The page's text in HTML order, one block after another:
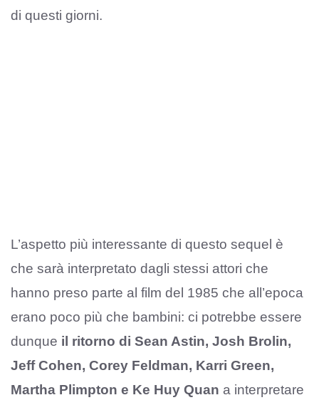
di questi giorni.
L’aspetto più interessante di questo sequel è
che sarà interpretato dagli stessi attori che
hanno preso parte al film del 1985 che all’epoca
erano poco più che bambini: ci potrebbe essere
dunque il ritorno di Sean Astin, Josh Brolin,
Jeff Cohen, Corey Feldman, Karri Green,
Martha Plimpton e Ke Huy Quan a interpretare